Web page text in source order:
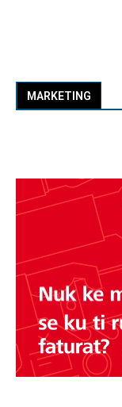
MARKETING